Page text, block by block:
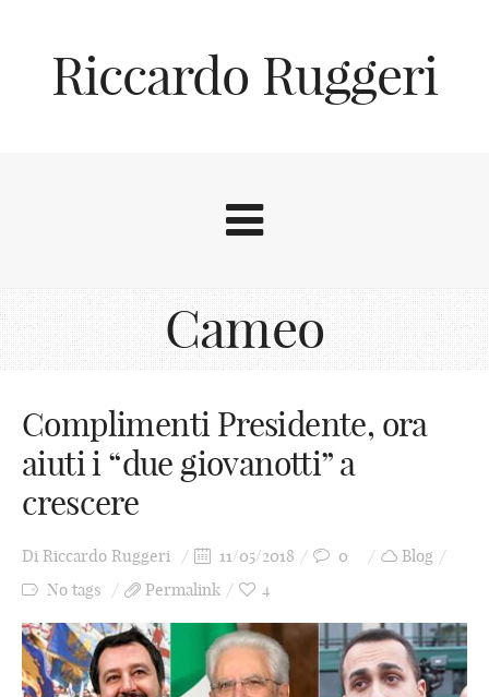
Riccardo Ruggeri
Cameo
Complimenti Presidente, ora
aiuti i “due giovanotti” a
crescere
Di Riccardo Ruggeri 11/05/2018 0
Blog
No tags
Permalink 4